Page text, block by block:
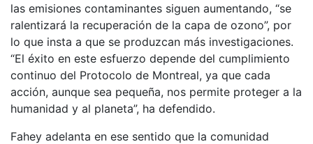
las emisiones contaminantes siguen aumentando, “se
ralentizará la recuperación de la capa de ozono”, por
lo que insta a que se produzcan más investigaciones.
“El éxito en este esfuerzo depende del cumplimiento
continuo del Protocolo de Montreal, ya que cada
acción, aunque sea pequeña, nos permite proteger a la
humanidad y al planeta”, ha defendido.
Fahey adelanta en ese sentido que la comunidad